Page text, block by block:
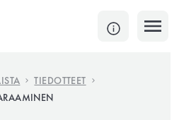
SULJE
on jaettu ja jokaisen kuun
TIEDOTTEET